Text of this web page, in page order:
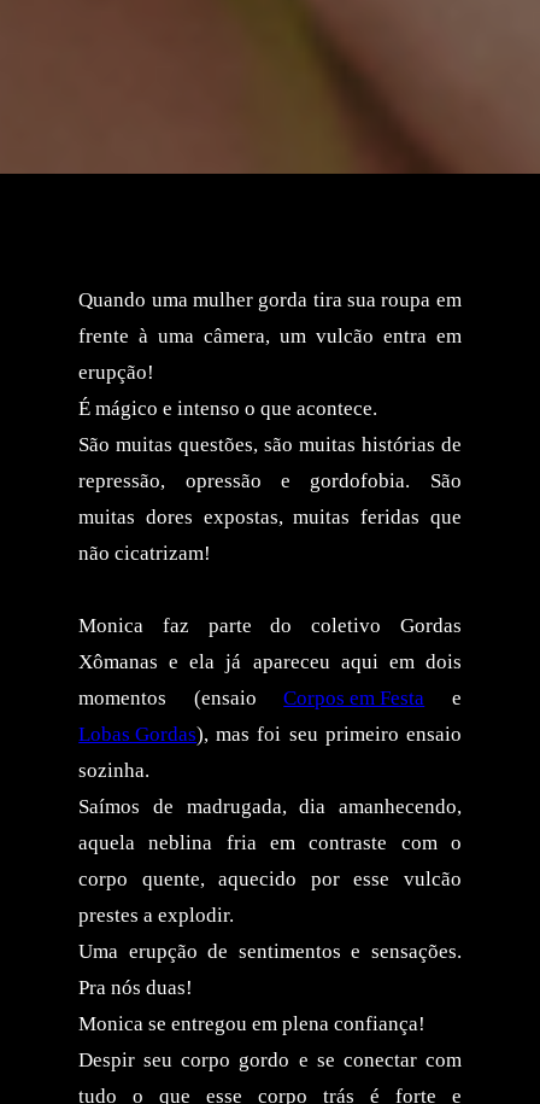
Quando uma mulher gorda tira sua roupa em
frente à uma câmera, um vulcão entra em
erupção!
É mágico e intenso o que acontece.
São muitas questões, são muitas histórias de
repressão, opressão e gordofobia. São
muitas dores expostas, muitas feridas que
não cicatrizam!
Monica faz parte do coletivo Gordas
Xômanas e ela já apareceu aqui em dois
momentos (ensaioCorpos em Festa e
Lobas Gordas), mas foi seu primeiro ensaio
sozinha.
Saímos de madrugada, dia amanhecendo,
aquela neblina fria em contraste com o
corpo quente, aquecido por esse vulcão
prestes a explodir.
Uma erupção de sentimentos e sensações.
Pra nós duas!
Monica se entregou em plena confiança!
Despir seu corpo gordo e se conectar com
tudo o que esse corpo trás é forte e